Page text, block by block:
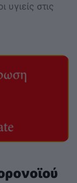
στις